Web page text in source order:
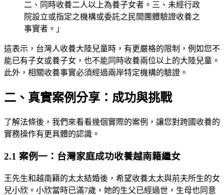
二、同時收養二人以上為養子女者。三、未經行政
院設立或指定之機構或委託之民間團體驗證收養之
事實者。」
這表示，台灣人收養大陸兒童時，有更嚴格的限制，例如您不
能已有子女或養子女，也不能同時收養兩位以上的大陸兒童。
此外，相關收養事實必須經過兩岸特定機構的驗證。
二、真實案例分享：成功與挑戰
了解法條後，我們來看看幾個實際的案例，讓您對跨國收養的
實務操作有更具體的認識。
2.1 案例一：台灣家庭成功收養越南籍繼女
王先生和越南籍的太太結婚後，希望收養太太與前夫所生的女
兒小欣。小欣當時已滿7歲，她的生父已經過世，生母也同意